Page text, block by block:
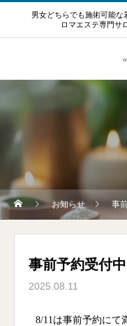
男女どちらでも施術可能な
ロマエステ専門サ
お知らせ 事
事前予約受付中
2025.08.11
8/11は事前予約にて